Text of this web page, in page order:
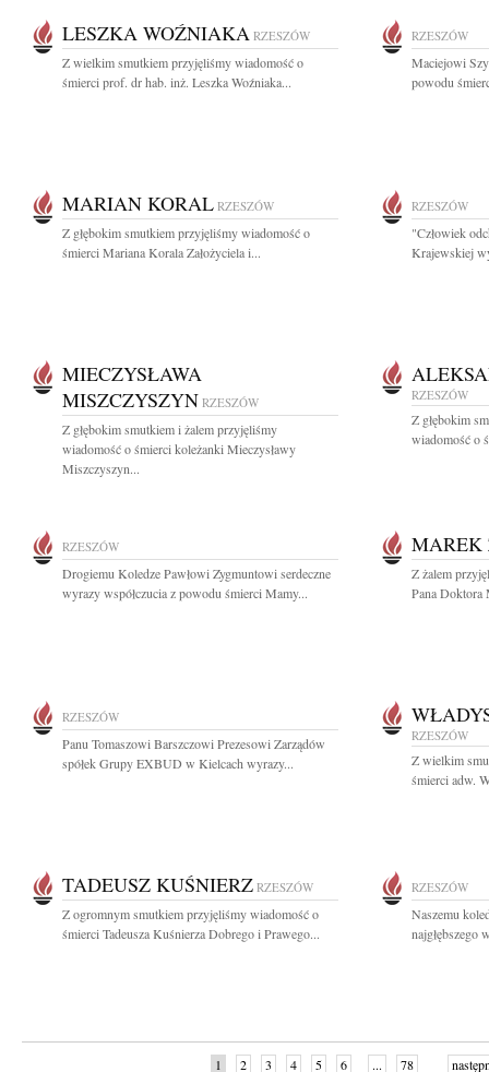
LESZKA WOŹNIAKA RZESZÓW
Z wielkim smutkiem przyjęliśmy wiadomość o
śmierci prof. dr hab. inż. Leszka Woźniaka...
RZESZÓW
Maciejowi
powodu
MARIAN KORAL RZESZÓW
Z głębokim smutkiem przyjęliśmy wiadomość o
śmierci Mariana Korala Założyciela i...
RZESZÓW
"Człowiek
Krajewskiej
MIECZYSŁAWA
MISZCZYSZYN RZESZÓW
Z głębokim smutkiem i żalem przyjęliśmy
wiadomość o śmierci koleżanki Mieczysławy
Miszczyszyn...
RZESZÓW
Z głębokim
wiadomość o
RZESZÓW
Drogiemu Koledze Pawłowi Zygmuntowi serdeczne
wyrazy współczucia z powodu śmierci Mamy...
MAREK
Z żalem
Pana Doktora
RZESZÓW
Panu Tomaszowi Barszczowi Prezesowi Zarządów
spółek Grupy EXBUD w Kielcach wyrazy...
RZESZÓW
Z wielkim
śmierci adw.
TADEUSZ KUŚNIERZ RZESZÓW
Z ogromnym smutkiem przyjęliśmy wiadomość o
śmierci Tadeusza Kuśnierza Dobrego i Prawego...
RZESZÓW
Naszemu
najgłębszego
1 2 3 4 5 6 ... 78